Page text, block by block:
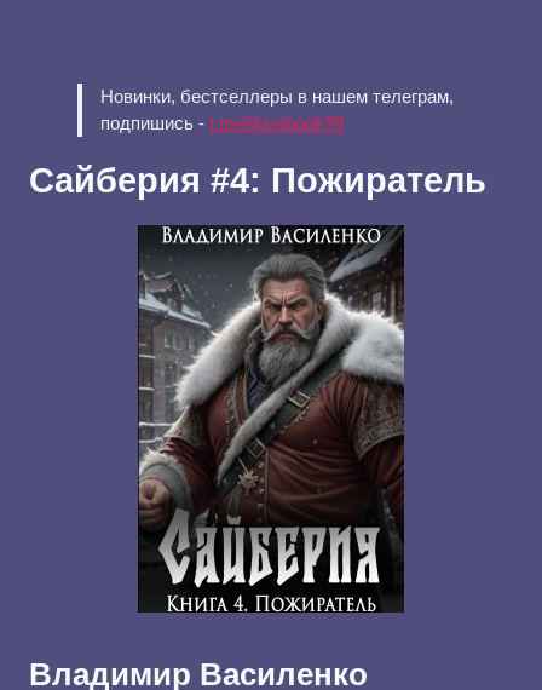
Новинки, бестселлеры в нашем телеграм,
подпишись - t.me/ilovebook99
Сайберия #4: Пожиратель
Владимир Василенко